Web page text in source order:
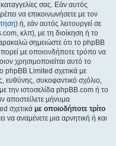
σας. Εάν αυτός
να επικοινωνήσετε με τον
) ή, εάν αυτός λειτουργεί σε
κλπ), με τη διοίκηση ή το
σημειώστε ότι το phpBB
με οποιονδήποτε τρόπο να
χρησιμοποιείται αυτό το
phpBB Limited σχετικά με
ευθύνης, συκοφαντικό σχόλιο,
με την ιστοσελίδα phpBB.com ή το
αποστείλετε μήνυμα
σχετικά με οποιοδήποτε τρίτο
να αναμένετε μια αρνητική ή και